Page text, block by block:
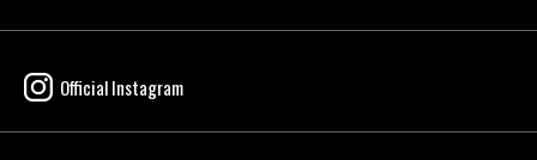
Official Instagram